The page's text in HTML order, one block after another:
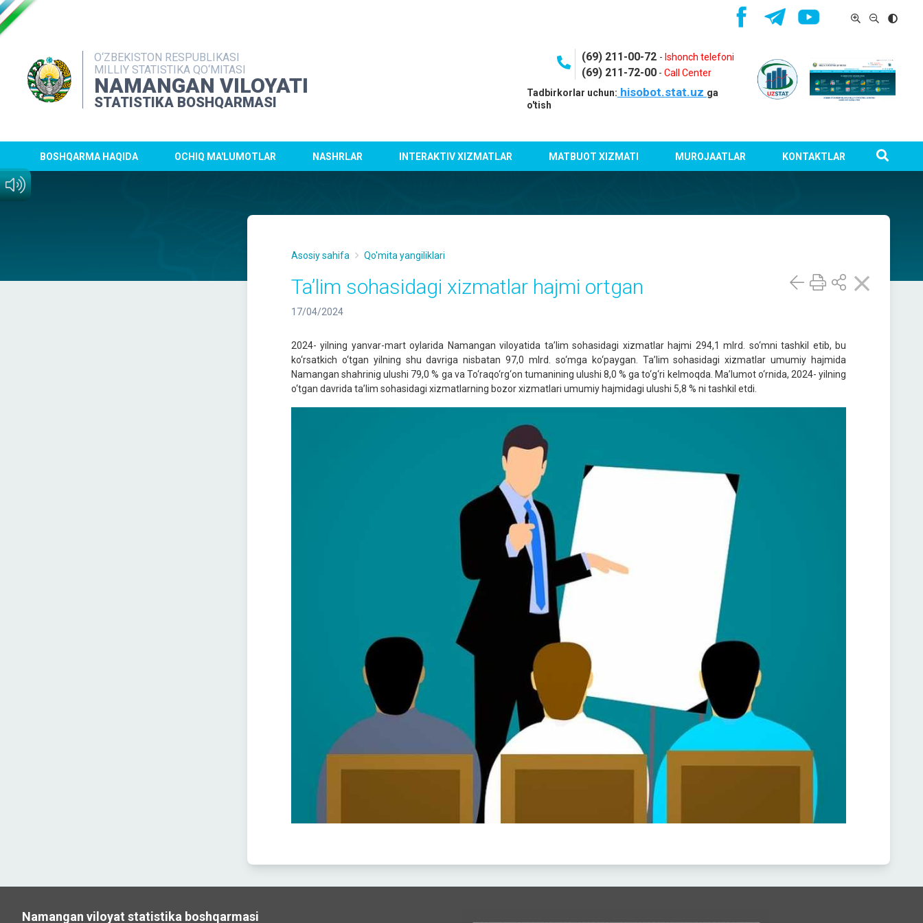
O‘ZBEKISTON RESPUBLIKASI
MILLIY STATISTIKA QO‘MITASI
NAMANGAN VILOYATI
STATISTIKA BOSHQARMASI
(69) 211-00-72 - Ishonch telefoni
(69) 211-72-00- Call Center
Tadbirkorlar uchun: hisobot.stat.uz ga
o'tish
BOSHQARMA HAQIDA OCHIQ MA'LUMOTLAR NASHRLAR INTERAKTIV XIZMATLAR MATBUOT XIZMATI MUROJAATLAR KONTAKTLAR
Asosiy sahifa Qo'mita yangiliklari
Ta’lim sohasidagi xizmatlar hajmi ortgan
17/04/2024
2024- yilning yanvar-mart oylarida Namangan viloyatida ta’lim sohasidagi xizmatlar hajmi 294,1 mlrd. so‘mni tashkil etib, bu
ko‘rsatkich o‘tgan yilning shu davriga nisbatan 97,0 mlrd. so‘mga ko‘paygan. Ta’lim sohasidagi xizmatlar umumiy hajmida
Namangan shahrinig ulushi 79,0 % ga va To‘raqo‘rg‘on tumanining ulushi 8,0 % ga to‘g‘ri kelmoqda. Ma’lumot o‘rnida, 2024- yilning
o‘tgan davrida ta’lim sohasidagi xizmatlarning bozor xizmatlari umumiy hajmidagi ulushi 5,8 % ni tashkil etdi.
Namangan viloyat statistika boshqarmasi